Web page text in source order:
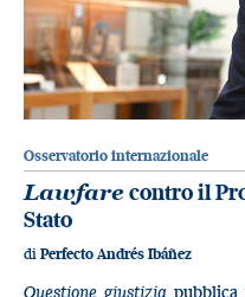
Osservatorio internazionale
Lawfare contro il
Stato
di Perfecto Andrés Ibáñez
Questione giustiziapubblica